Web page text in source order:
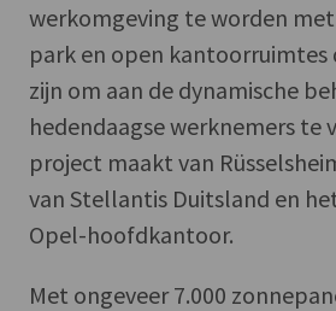
werkomgeving te worden
park en open
zijn om aan de dynamische
hedendaagse werknemers te
project maakt van
van Stellantis Duitsland en
Opel-hoofdkantoor.
Met ongeveer 7.000